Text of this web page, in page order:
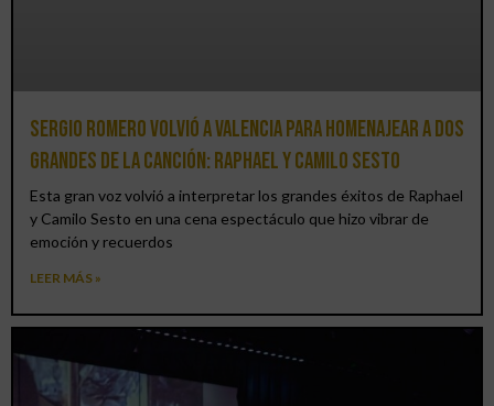
Sergio Romero volvió a Valencia para homenajear a dos
grandes de la canción: Raphael y Camilo Sesto
Esta gran voz volvió a interpretar los grandes éxitos de Raphael
y Camilo Sesto en una cena espectáculo que hizo vibrar de
emoción y recuerdos
LEER MÁS »